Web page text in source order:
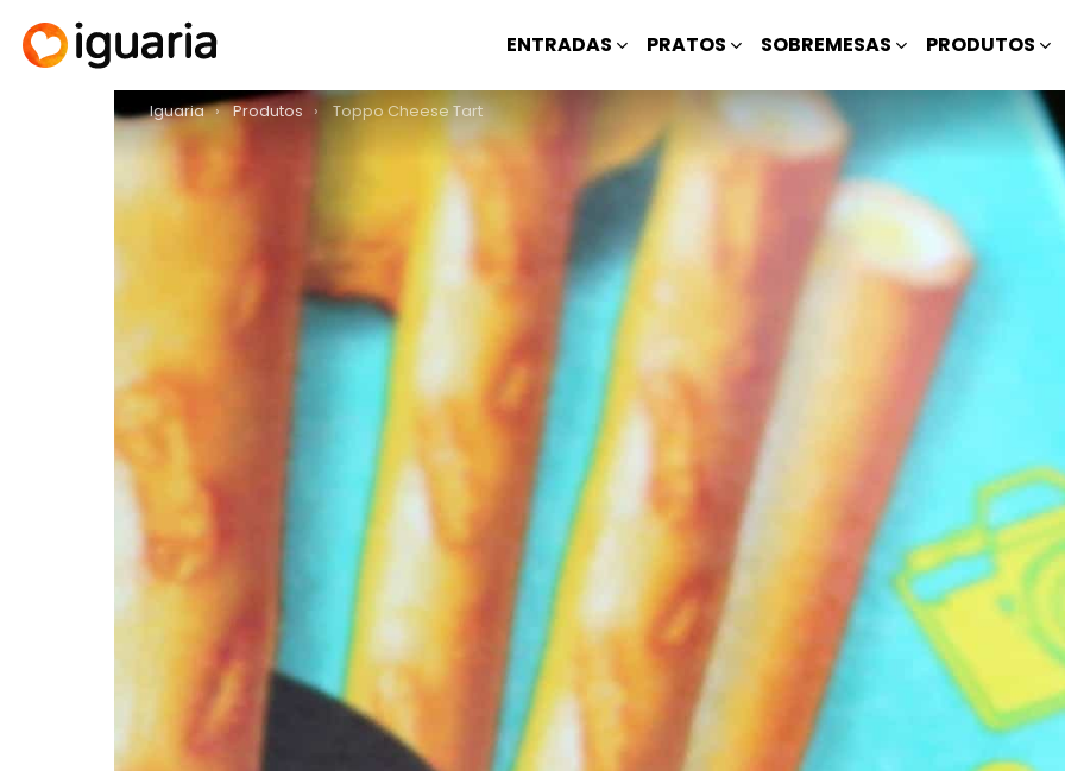
ENTRADAS PRATOS SOBREMESAS PRODUTOS
You are here:
Iguaria Produtos Toppo Cheese Tart